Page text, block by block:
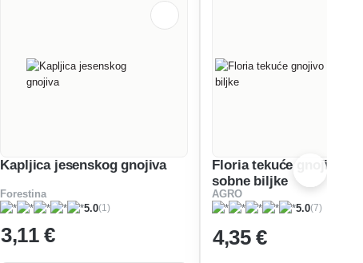
Kapljica jesenskog gnojiva
Forestina
5.0(1)
3,11 €
Floria tekuće gnojivo za
sobne biljke
AGRO
5.0(7)
4,35 €